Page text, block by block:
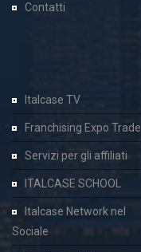
Contatti
Italcase TV
Franchising Expo Trade
Servizi per gli affiliati
ITALCASE SCHOOL
Italcase Network nel
Sociale